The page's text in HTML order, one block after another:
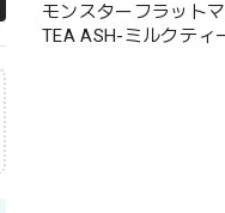
モンスターフラット
TEA ASH-ミルクティ